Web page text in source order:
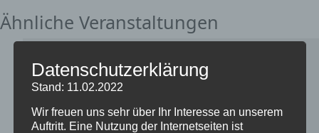
Ähnliche Veranstaltungen
Datenschutzerklärung
Stand: 11.02.2022
Wir freuen uns sehr über Ihr Interesse an unserem
Auftritt. Eine Nutzung der Internetseiten ist